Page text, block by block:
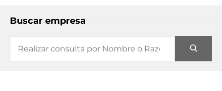
Buscar empresa